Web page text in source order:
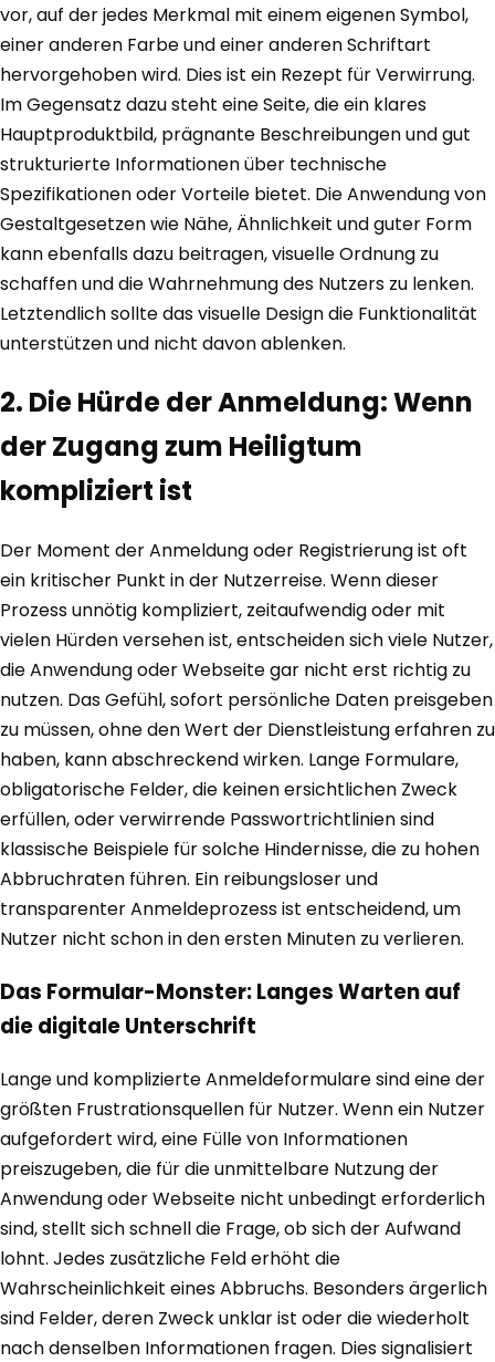
vor, auf der jedes Merkmal mit einem eigenen Symbol,
einer anderen Farbe und einer anderen Schriftart
hervorgehoben wird. Dies ist ein Rezept für Verwirrung.
Im Gegensatz dazu steht eine Seite, die ein klares
Hauptproduktbild, prägnante Beschreibungen und gut
strukturierte Informationen über technische
Spezifikationen oder Vorteile bietet. Die Anwendung von
Gestaltgesetzen wie Nähe, Ähnlichkeit und guter Form
kann ebenfalls dazu beitragen, visuelle Ordnung zu
schaffen und die Wahrnehmung des Nutzers zu lenken.
Letztendlich sollte das visuelle Design die Funktionalität
unterstützen und nicht davon ablenken.
2. Die Hürde der Anmeldung: Wenn
der Zugang zum Heiligtum
kompliziert ist
Der Moment der Anmeldung oder Registrierung ist oft
ein kritischer Punkt in der Nutzerreise. Wenn dieser
Prozess unnötig kompliziert, zeitaufwendig oder mit
vielen Hürden versehen ist, entscheiden sich viele Nutzer,
die Anwendung oder Webseite gar nicht erst richtig zu
nutzen. Das Gefühl, sofort persönliche Daten preisgeben
zu müssen, ohne den Wert der Dienstleistung erfahren zu
haben, kann abschreckend wirken. Lange Formulare,
obligatorische Felder, die keinen ersichtlichen Zweck
erfüllen, oder verwirrende Passwortrichtlinien sind
klassische Beispiele für solche Hindernisse, die zu hohen
Abbruchraten führen. Ein reibungsloser und
transparenter Anmeldeprozess ist entscheidend, um
Nutzer nicht schon in den ersten Minuten zu verlieren.
Das Formular-Monster: Langes Warten auf
die digitale Unterschrift
Lange und komplizierte Anmeldeformulare sind eine der
größten Frustrationsquellen für Nutzer. Wenn ein Nutzer
aufgefordert wird, eine Fülle von Informationen
preiszugeben, die für die unmittelbare Nutzung der
Anwendung oder Webseite nicht unbedingt erforderlich
sind, stellt sich schnell die Frage, ob sich der Aufwand
lohnt. Jedes zusätzliche Feld erhöht die
Wahrscheinlichkeit eines Abbruchs. Besonders ärgerlich
sind Felder, deren Zweck unklar ist oder die wiederholt
nach denselben Informationen fragen. Dies signalisiert